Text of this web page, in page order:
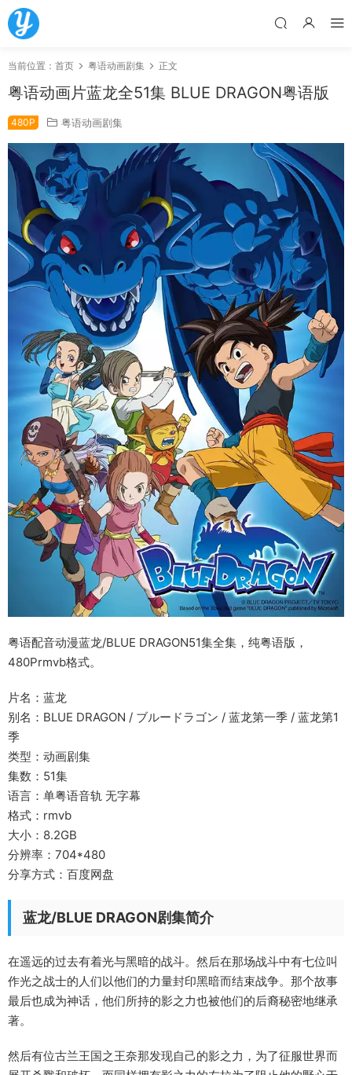
当前位置： 首页 粤语动画剧集 正文
粤语动画片蓝龙全51集 BLUE DRAGON粤语版
480P 粤语动画剧集
粤语配音动漫蓝龙/BLUE DRAGON51集全集，纯粤语版，
480Prmvb格式。
片名：蓝龙
别名：BLUE DRAGON / ブルードラゴン / 蓝龙第一季 / 蓝龙第1
季
类型：动画剧集
集数：51集
语言：单粤语音轨 无字幕
格式：rmvb
大小：8.2GB
分辨率：704*480
分享方式：百度网盘
蓝龙/BLUE DRAGON剧集简介
在遥远的过去有着光与黑暗的战斗。然后在那场战斗中有七位叫
作光之战士的人们以他们的力量封印黑暗而结束战争。那个故事
最后也成为神话，他们所持的影之力也被他们的后裔秘密地继承
著。
然后有位古兰王国之王奈那发现自己的影之力，为了征服世界而